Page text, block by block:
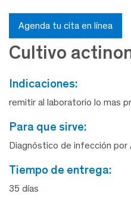
Cultivo
indicaciones:
remitir al laboratorio lo mas
para que sirve:
Diagnóstico de infección
tiempo de entrega:
35 días
Agenda tu cita en línea